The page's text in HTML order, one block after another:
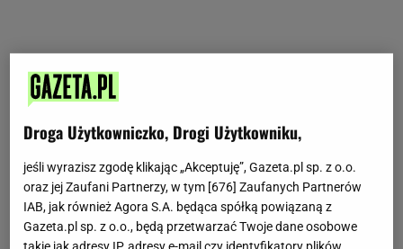
Droga Użytkowniczko, Drogi Użytkowniku,
jeśli wyrazisz zgodę klikając „Akceptuję”, Gazeta.pl sp. z o.o.
oraz jej Zaufani Partnerzy, w tym [ 676 ] Zaufanych Partnerów
IAB, jak również Agora S.A. będąca spółką powiązaną z
Gazeta.pl sp. z o.o., będą przetwarzać Twoje dane osobowe